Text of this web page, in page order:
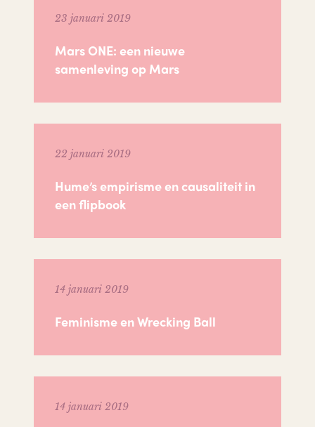
23 januari 2019
Mars ONE: een nieuwe
samenleving op Mars
22 januari 2019
Hume’s empirisme en causaliteit in
een flipbook
14 januari 2019
Feminisme en Wrecking Ball
14 januari 2019